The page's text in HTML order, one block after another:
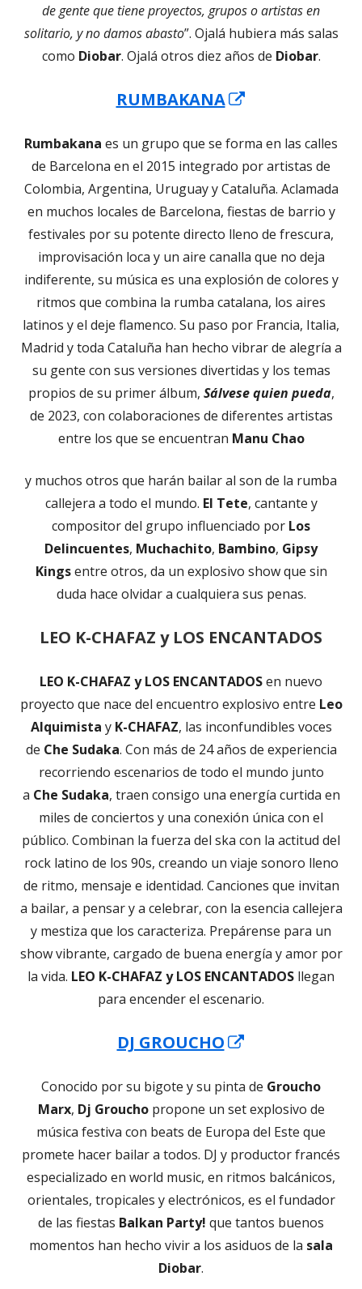
de gente que tiene proyectos, grupos o artistas en
solitario, y no damos abasto”. Ojalá hubiera más salas
como Diobar. Ojalá otros diez años de Diobar.
RUMBAKANA
una
ventana
nueva
Rumbakana es un grupo que se forma en las calles
de Barcelona en el 2015 integrado por artistas de
Colombia, Argentina, Uruguay y Cataluña. Aclamada
en muchos locales de Barcelona, fiestas de barrio y
festivales por su potente directo lleno de frescura,
improvisación loca y un aire canalla que no deja
indiferente, su música es una explosión de colores y
ritmos que combina la rumba catalana, los aires
latinos y el deje flamenco. Su paso por Francia, Italia,
Madrid y toda Cataluña han hecho vibrar de alegría a
su gente con sus versiones divertidas y los temas
propios de su primer álbum, Sálvese quien pueda,
de 2023, con colaboraciones de diferentes artistas
entre los que se encuentran Manu Chao
y muchos otros que harán bailar al son de la rumba
callejera a todo el mundo. El Tete, cantante y
compositor del grupo influenciado por Los
Delincuentes, Muchachito, Bambino, Gipsy
Kingsentre otros, da un explosivo show que sin
duda hace olvidar a cualquiera sus penas.
LEO K-CHAFAZ y LOS ENCANTADOS
LEO K-CHAFAZ y LOS ENCANTADOSen nuevo
proyecto que nace del encuentro explosivo entre Leo
Alquimista y K-CHAFAZ, las inconfundibles voces
de Che Sudaka. Con más de 24 años de experiencia
recorriendo escenarios de todo el mundo junto
a Che Sudaka, traen consigo una energía curtida en
miles de conciertos y una conexión única con el
público. Combinan la fuerza del ska con la actitud del
rock latino de los 90s, creando un viaje sonoro lleno
de ritmo, mensaje e identidad. Canciones que invitan
a bailar, a pensar y a celebrar, con la esencia callejera
y mestiza que los caracteriza. Prepárense para un
show vibrante, cargado de buena energía y amor por
la vida. LEO K-CHAFAZ y LOS ENCANTADOS llegan
para encender el escenario.
DJ GROUCHO
una
ventana
nueva
Conocido por su bigote y su pinta de Groucho
Marx, Dj Grouchopropone un set explosivo de
música festiva con beats de Europa del Este que
promete hacer bailar a todos. DJ y productor francés
especializado en world music, en ritmos balcánicos,
orientales, tropicales y electrónicos, es el fundador
de las fiestas Balkan Party! que tantos buenos
momentos han hecho vivir a los asiduos de la sala
Diobar.